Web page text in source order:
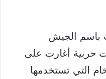
باسم الجيش
حربية أغارت على
التي تستخدمها